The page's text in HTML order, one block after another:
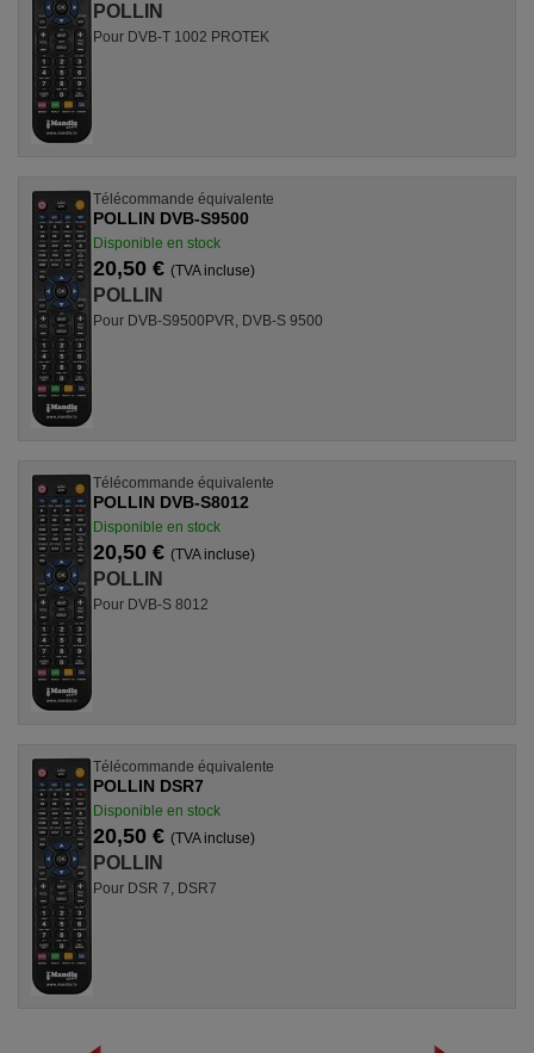
POLLIN
Pour DVB-T 1002 PROTEK
Télécommande équivalente
POLLIN DVB-S9500
Disponible en stock
20,50 € (TVA incluse)
POLLIN
Pour DVB-S9500PVR, DVB-S 9500
Télécommande équivalente
POLLIN DVB-S8012
Disponible en stock
20,50 € (TVA incluse)
POLLIN
Pour DVB-S 8012
Télécommande équivalente
POLLIN DSR7
Disponible en stock
20,50 € (TVA incluse)
POLLIN
Pour DSR 7, DSR7